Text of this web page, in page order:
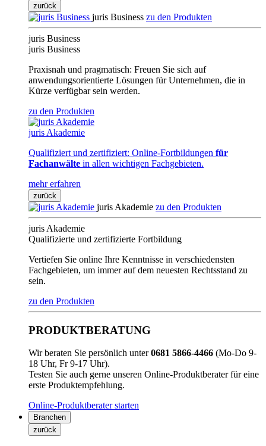
zurück
juris Business zu den Produkten
juris Business
juris Business
Praxisnah und pragmatisch: Freuen Sie sich auf
anwendungsorientierte Lösungen für Unternehmen, die in
Kürze verfügbar sein werden.
zu den Produkten
juris Akademie
Qualifiziert und zertifiziert: Online-Fortbildungen für
Fachanwälte in allen wichtigen Fachgebieten.
mehr erfahren
zurück
juris Akademie zu den Produkten
juris Akademie
Qualifizierte und zertifizierte Fortbildung
Vertiefen Sie online Ihre Kenntnisse in verschiedensten
Fachgebieten, um immer auf dem neuesten Rechtsstand zu
sein.
zu den Produkten
PRODUKTBERATUNG
Wir beraten Sie persönlich unter0681 5866-4466 (Mo-Do 9-
18 Uhr, Fr 9-17 Uhr).
Testen Sie auch gerne unseren Online-Produktberater für eine
erste Produktempfehlung.
Online-Produktberater starten
Branchen
zurück